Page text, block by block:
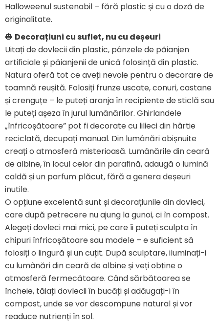
Halloweenul sustenabil – fără plastic și cu o doză de
originalitate.
🎃 Decorațiuni cu suflet, nu cu deșeuri
Uitați de dovlecii din plastic, pânzele de păianjen
artificiale și păianjenii de unică folosință din plastic.
Natura oferă tot ce aveți nevoie pentru o decorare de
toamnă reușită. Folosiți frunze uscate, conuri, castane
și crenguțe – le puteți aranja în recipiente de sticlă sau
le puteți așeza în jurul lumânărilor. Ghirlandele
„înfricoșătoare” pot fi decorate cu lilieci din hârtie
reciclată, decupați manual. Din lumânări obișnuite
creați o atmosferă misterioasă. Lumânările din ceară
de albine, în locul celor din parafină, adaugă o lumină
caldă și un parfum plăcut, fără a genera deșeuri
inutile.
O opțiune excelentă sunt și decorațiunile din dovleci,
care după petrecere nu ajung la gunoi, ci în compost.
Alegeți dovleci mai mici, pe care îi puteți sculpta în
chipuri înfricoșătoare sau modele – e suficient să
folosiți o lingură și un cuțit. După sculptare, iluminați-i
cu lumânări din ceară de albine și veți obține o
atmosferă fermecătoare. Când sărbătoarea se
încheie, tăiați dovlecii în bucăți și adăugați-i în
compost, unde se vor descompune natural și vor
readuce nutrienți în sol.